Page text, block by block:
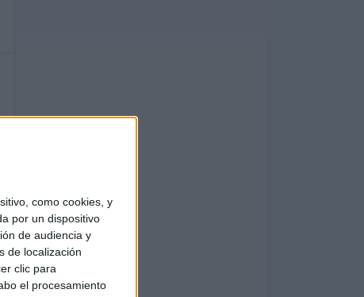
como cookies, y
por un dispositivo
de audiencia y
de localización
clic para
el procesamiento